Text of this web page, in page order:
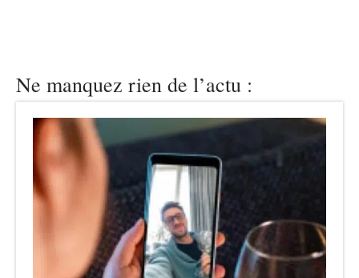
Ne manquez rien de l’actu :